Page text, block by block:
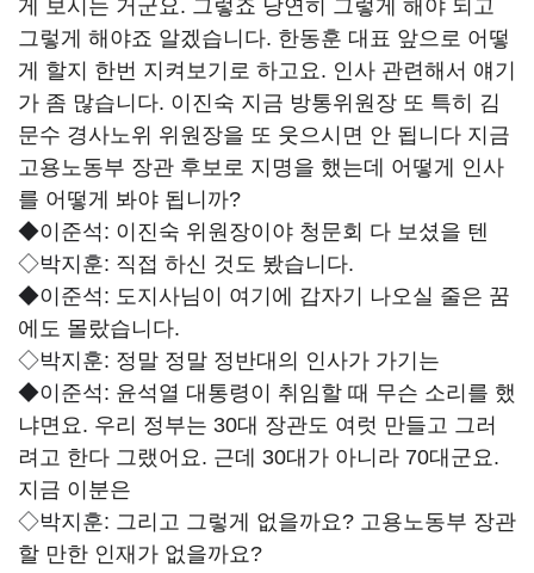
게 보시는 거군요. 그렇죠 당연히 그렇게 해야 되고
그렇게 해야죠 알겠습니다. 한동훈 대표 앞으로 어떻
게 할지 한번 지켜보기로 하고요. 인사 관련해서 얘기
가 좀 많습니다. 이진숙 지금 방통위원장 또 특히 김
문수 경사노위 위원장을 또 웃으시면 안 됩니다 지금
고용노동부 장관 후보로 지명을 했는데 어떻게 인사
를 어떻게 봐야 됩니까?
◆이준석: 이진숙 위원장이야 청문회 다 보셨을 텐
◇박지훈: 직접 하신 것도 봤습니다.
◆이준석: 도지사님이 여기에 갑자기 나오실 줄은 꿈
에도 몰랐습니다.
◇박지훈: 정말 정말 정반대의 인사가 가기는
◆이준석: 윤석열 대통령이 취임할 때 무슨 소리를 했
냐면요. 우리 정부는 30대 장관도 여럿 만들고 그러
려고 한다 그랬어요. 근데 30대가 아니라 70대군요.
지금 이분은
◇박지훈: 그리고 그렇게 없을까요? 고용노동부 장관
할 만한 인재가 없을까요?